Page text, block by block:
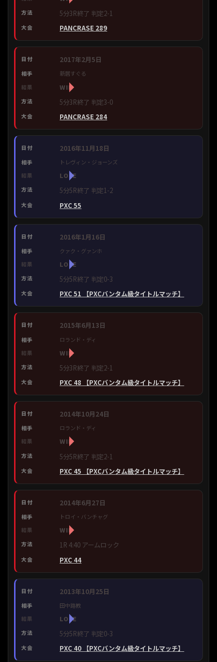
5分3R終了 判定2-1
PANCRASE 289
2017年2月5日
新居すぐる
WIN
5分3R終了 判定3-0
PANCRASE 284
2016年11月18日
トレヴィン・ジョーンズ
LOSE
5分5R終了 判定1-2
PXC 55
2016年1月16日
クァク・グァンホ
LOSE
5分5R終了 判定0-3
PXC 51 【PXCバンタム級タイトルマッチ】
2015年6月13日
ロランド・ディ
WIN
5分3R終了 判定2-1
PXC 48 【PXCバンタム級タイトルマッチ】
2014年10月24日
ロランド・ディ
WIN
5分5R終了 判定2-1
PXC 45 【PXCバンタム級タイトルマッチ】
2014年6月27日
トロイ・バンチャグ
WIN
1R 4:40 アームロック
PXC 44
2013年10月25日
田中路教
LOSE
5分5R終了 判定0-3
PXC 40 【PXCバンタム級タイトルマッチ】